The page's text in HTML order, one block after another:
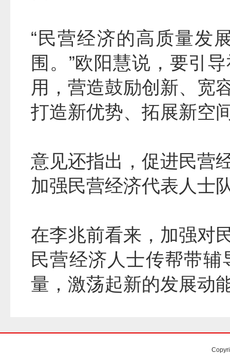
“民营经济的高质量发
围。”欧阳慧说，要引
用，营造鼓励创新、宽
打造新优势、拓展新空
意见还指出，促进民营
加强民营经济代表人士
在李兆前看来，加强对
民营经济人士传帮带
量，激荡起新的发展动